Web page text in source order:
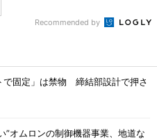
Recommended by
で固定」は禁物 締結部設計で押さ
”オムロンの制御機器事業、地道な